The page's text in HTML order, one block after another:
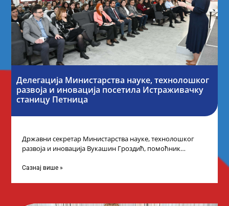
Делегација Министарства науке, технолошког
развоја и иновација посетила Истраживачку
станицу Петница
Државни секретар Министарства науке, технолошког
развоја и иновација Вукашин Гроздић, помоћник
промоцију
Сазнај више »